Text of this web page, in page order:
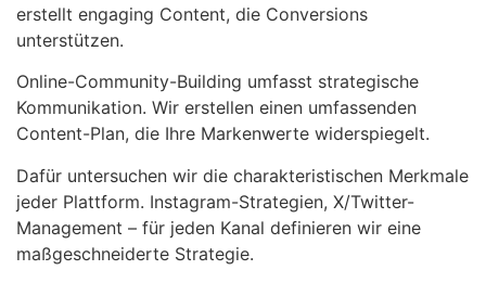
erstellt engaging Content, die Conversions
unterstützen.
Online-Community-Building umfasst strategische
Kommunikation. Wir erstellen einen umfassenden
Content-Plan, die Ihre Markenwerte widerspiegelt.
Dafür untersuchen wir die charakteristischen Merkmale
jeder Plattform. Instagram-Strategien, X/Twitter-
Management – für jeden Kanal definieren wir eine
maßgeschneiderte Strategie.